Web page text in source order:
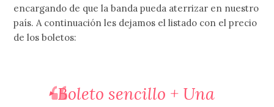
encargando de que la banda pueda aterrizar en nuestro
país. A continuación les dejamos el listado con el precio
de los boletos:
‣ Boleto sencillo + Una